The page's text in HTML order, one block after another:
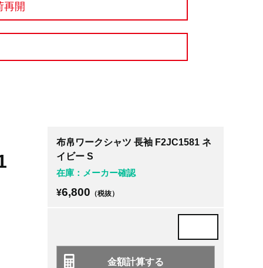
再開
布帛ワークシャツ 長袖 F2JC1581 ネ
イビー S
在庫：メーカー確認
¥6,800 （税抜）